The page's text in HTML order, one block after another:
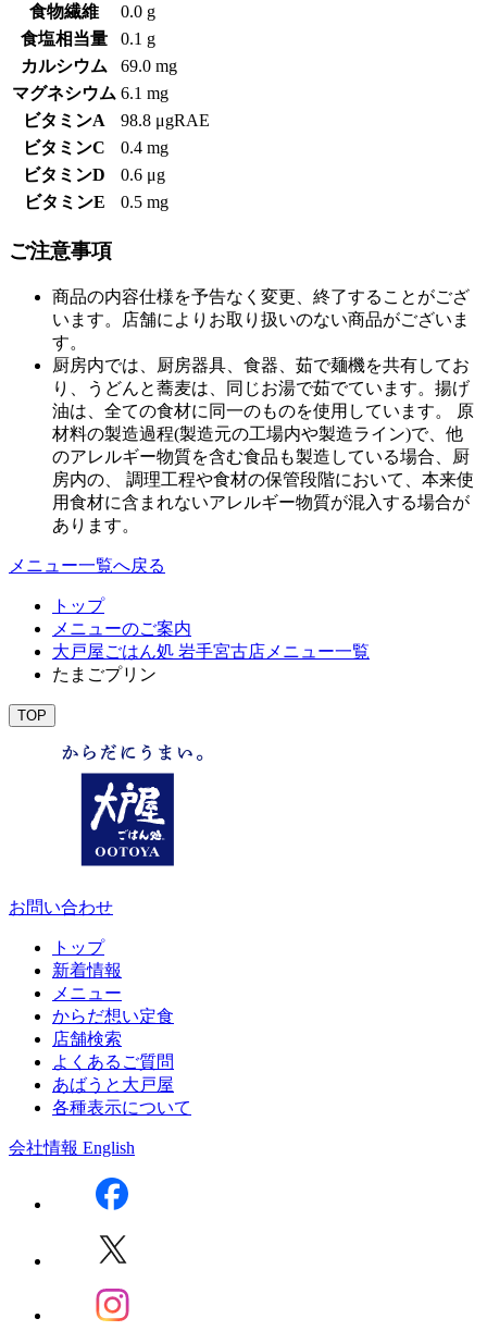
食物繊維
0.0 g
食塩相当量
0.1 g
カルシウム
69.0 mg
マグネシウム 6.1 mg
ビタミンA
98.8 μgRAE
ビタミンC
0.4 mg
ビタミンD
0.6 μg
ビタミンE
0.5 mg
ご注意事項
商品の内容仕様を予告なく変更、終了することがござ
います。店舗によりお取り扱いのない商品がございま
す。
厨房内では、厨房器具、食器、茹で麺機を共有してお
り、うどんと蕎麦は、同じお湯で茹でています。揚げ
油は、全ての食材に同一のものを使用しています。 原
材料の製造過程(製造元の工場内や製造ライン)で、他
のアレルギー物質を含む食品も製造している場合、厨
房内の、 調理工程や食材の保管段階において、本来使
用食材に含まれないアレルギー物質が混入する場合が
あります。
メニュー一覧へ戻る
トップ
メニューのご案内
大戸屋ごはん処 岩手宮古店メニュー一覧
たまごプリン
TOP
お問い合わせ
トップ
新着情報
メニュー
からだ想い定食
店舗検索
よくあるご質問
あばうと大戸屋
各種表示について
会社情報 English